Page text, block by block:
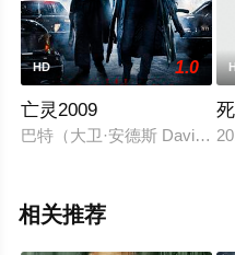
HD 1.0
亡灵2009
巴特（大卫·安德斯 David
相关推荐